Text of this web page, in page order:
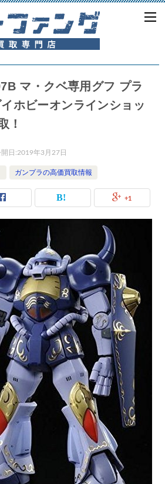
マ・クベ専用グフ プラ
ホビーオンラインショッ
！
日:2019年3月27日
ガンプラの高価買取情報
+1